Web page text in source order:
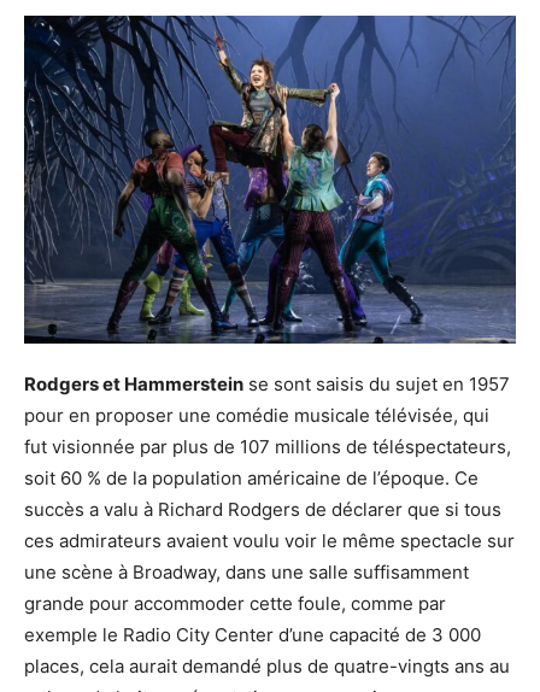
Rodgers et Hammerstein se sont saisis du sujet en 1957
pour en proposer une comédie musicale télévisée, qui
fut visionnée par plus de 107 millions de téléspectateurs,
soit 60 % de la population américaine de l’époque. Ce
succès a valu à Richard Rodgers de déclarer que si tous
ces admirateurs avaient voulu voir le même spectacle sur
une scène à Broadway, dans une salle suffisamment
grande pour accommoder cette foule, comme par
exemple le Radio City Center d’une capacité de 3 000
places, cela aurait demandé plus de quatre-vingts ans au